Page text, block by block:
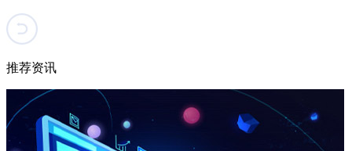
推荐资讯